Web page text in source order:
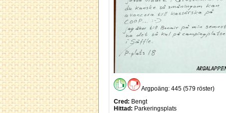
Argpoäng: 445 (579 röster)
Cred: Bengt
Hittad: Parkeringsplats